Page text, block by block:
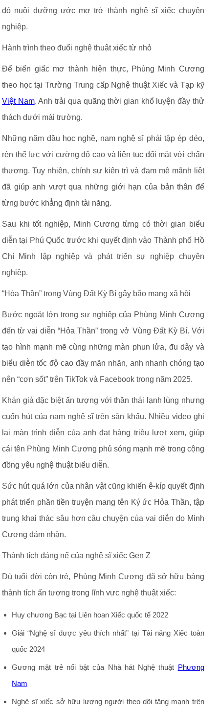
đó nuôi dưỡng ước mơ trở thành nghệ sĩ xiếc chuyên
nghiệp.
Hành trình theo đuổi nghệ thuật xiếc từ nhỏ
Để biến giấc mơ thành hiện thực, Phùng Minh Cương
theo học tại Trường Trung cấp Nghệ thuật Xiếc và Tạp kỹ
Việt Nam. Anh trải qua quãng thời gian khổ luyện đầy thử
thách dưới mái trường.
Những năm đầu học nghề, nam nghệ sĩ phải tập ép dẻo,
rèn thể lực với cường độ cao và liên tục đối mặt với chấn
thương. Tuy nhiên, chính sự kiên trì và đam mê mãnh liệt
đã giúp anh vượt qua những giới hạn của bản thân để
từng bước khẳng định tài năng.
Sau khi tốt nghiệp, Minh Cương từng có thời gian biểu
diễn tại Phú Quốc trước khi quyết định vào Thành phố Hồ
Chí Minh lập nghiệp và phát triển sự nghiệp chuyên
nghiệp.
“Hỏa Thần” trong Vùng Đất Kỳ Bí gây bão mạng xã hội
Bước ngoặt lớn trong sự nghiệp của Phùng Minh Cương
đến từ vai diễn “Hỏa Thần” trong vở Vùng Đất Kỳ Bí. Với
tạo hình mạnh mẽ cùng những màn phun lửa, đu dây và
biểu diễn tốc độ cao đầy mãn nhãn, anh nhanh chóng tạo
nên “cơn sốt” trên TikTok và Facebook trong năm 2025.
Khán giả đặc biệt ấn tượng với thần thái lạnh lùng nhưng
cuốn hút của nam nghệ sĩ trên sân khấu. Nhiều video ghi
lại màn trình diễn của anh đạt hàng triệu lượt xem, giúp
cái tên Phùng Minh Cương phủ sóng mạnh mẽ trong cộng
đồng yêu nghệ thuật biểu diễn.
Sức hút quá lớn của nhân vật cũng khiến ê-kíp quyết định
phát triển phần tiền truyện mang tên Ký ức Hỏa Thần, tập
trung khai thác sâu hơn câu chuyện của vai diễn do Minh
Cương đảm nhận.
Thành tích đáng nể của nghệ sĩ xiếc Gen Z
Dù tuổi đời còn trẻ, Phùng Minh Cương đã sở hữu bảng
thành tích ấn tượng trong lĩnh vực nghệ thuật xiếc:
Huy chương Bạc tại Liên hoan Xiếc quốc tế 2022
Giải “Nghệ sĩ được yêu thích nhất” tại Tài năng Xiếc toàn
quốc 2024
Gương mặt trẻ nổi bật của Nhà hát Nghệ thuật Phương
Nam
Nghệ sĩ xiếc sở hữu lượng người theo dõi tăng mạnh trên